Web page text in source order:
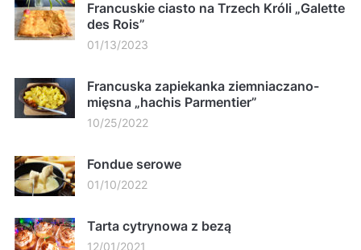
Francuskie ciasto na Trzech Króli „Galette
des Rois”
01/13/2023
Francuska zapiekanka ziemniaczano-
mięsna „hachis Parmentier”
10/25/2022
Fondue serowe
01/10/2022
Tarta cytrynowa z bezą
12/01/2021